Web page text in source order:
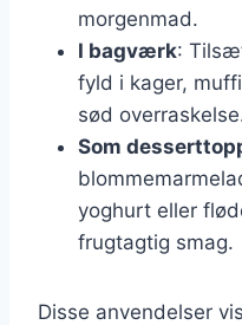
morgenmad.
I bagværk:
fyld i kager,
sød
Som
yoghurt eller
frugtagtig smag.
Disse anvendelser